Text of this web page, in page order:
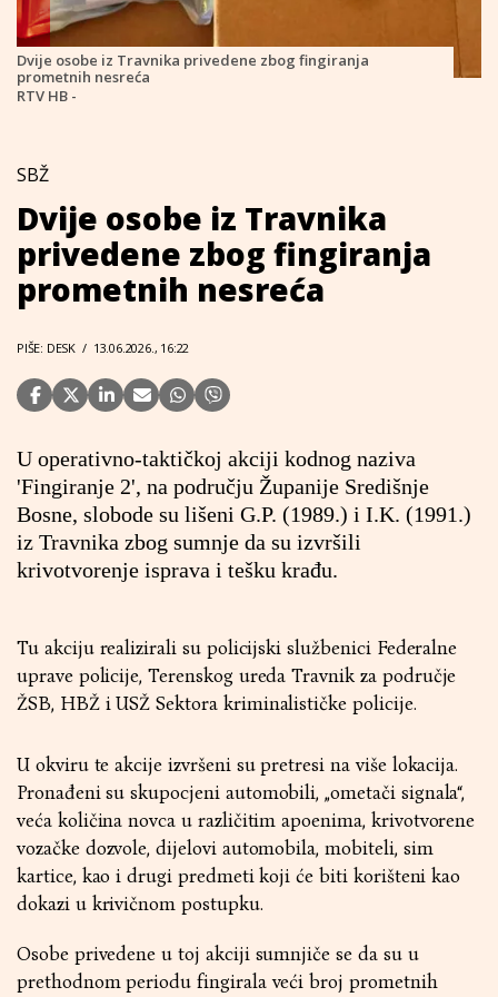
Dvije osobe iz Travnika privedene zbog fingiranja
prometnih nesreća
RTV HB -
SBŽ
Dvije osobe iz Travnika
privedene zbog fingiranja
prometnih nesreća
PIŠE: DESK / 13.06.2026., 16:22
U operativno-taktičkoj akciji kodnog naziva
'Fingiranje 2', na području Županije Središnje
Bosne, slobode su lišeni G.P. (1989.) i I.K. (1991.)
iz Travnika zbog sumnje da su izvršili
krivotvorenje isprava i tešku krađu.
Tu akciju realizirali su policijski službenici Federalne
uprave policije, Terenskog ureda Travnik za područje
ŽSB, HBŽ i USŽ Sektora kriminalističke policije.
U okviru te akcije izvršeni su pretresi na više lokacija.
Pronađeni su skupocjeni automobili, „ometači signala“,
veća količina novca u različitim apoenima, krivotvorene
vozačke dozvole, dijelovi automobila, mobiteli, sim
kartice, kao i drugi predmeti koji će biti korišteni kao
dokazi u krivičnom postupku.
Osobe privedene u toj akciji sumnjiče se da su u
prethodnom periodu fingirala veći broj prometnih